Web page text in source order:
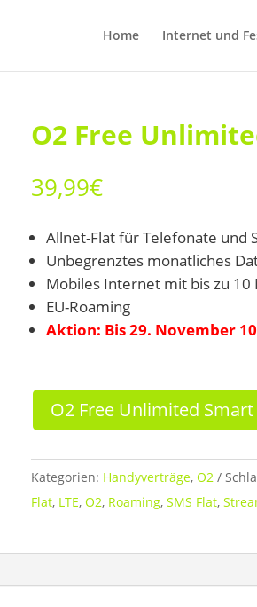
Home Internet und
O2 Free
39,99€
Allnet-Flat für Telefonate und
Unbegrenztes monatliches
Mobiles Internet mit bis zu 10
EU-Roaming
Aktion: Bis 29. November
O2 Free Unlimited
Kategorien: Handyverträge, O2
Flat, LTE, O2, Roaming, SMS Flat,